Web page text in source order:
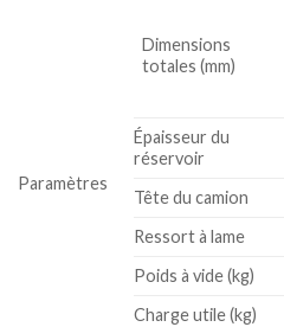
Paramètres
Dimensions
totales (mm)
Épaisseur du
réservoir
Tête du camion
Ressort à lame
Poids à vide (kg)
Charge utile (kg)